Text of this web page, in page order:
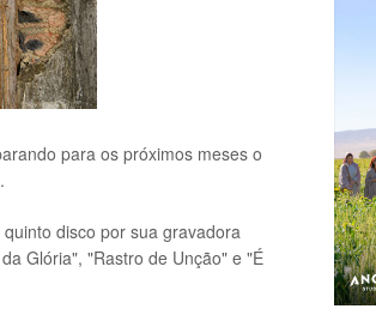
para os próximos meses o
disco por sua gravadora
Glória", "Rastro de Unção" e "É